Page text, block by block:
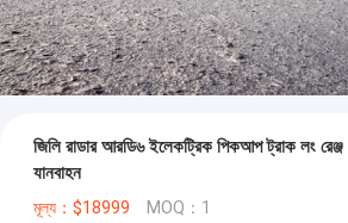
জিলি রাডার আরডি৬ ইলেকট্রিক পিকআপ ট্রাক লং রেঞ্জ
যানবাহন
মূল্য：$18999 MOQ：1